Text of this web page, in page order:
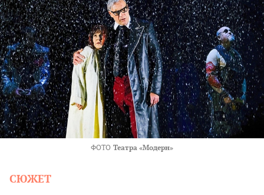
ФОТО Театра «Модерн»
СЮЖЕТ